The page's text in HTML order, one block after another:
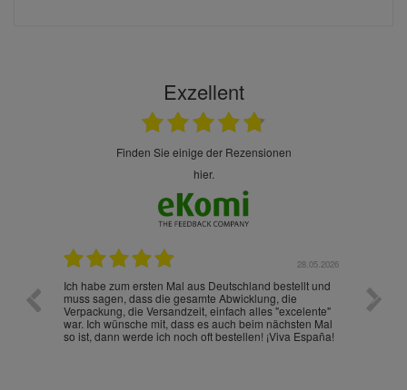
Exzellent
finden Sie einige der Rezensionen
hier.
28.05.2026
Ich habe zum ersten Mal aus Deutschland bestellt und
muss sagen, dass die gesamte Abwicklung, die
Verpackung, die Versandzeit, einfach alles "excelente"
war. Ich wünsche mit, dass es auch beim nächsten Mal
so ist, dann werde ich noch oft bestellen! ¡Viva España!
Die
gut
ist